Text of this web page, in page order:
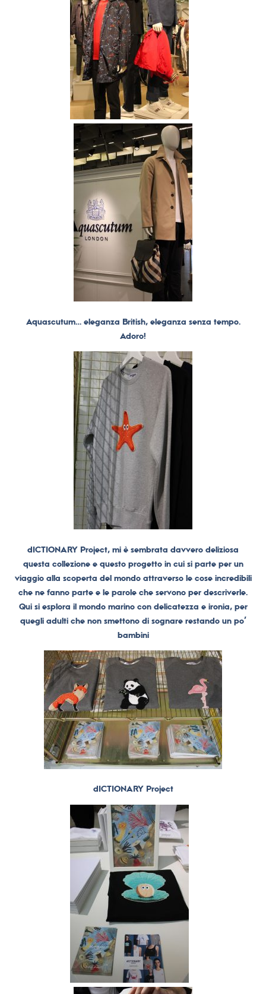
Aquascutum… eleganza British, eleganza senza tempo.
Adoro!
dICTIONARY Project, mi è sembrata davvero deliziosa
questa collezione e questo progetto in cui si parte per un
viaggio alla scoperta del mondo attraverso le cose incredibili
che ne fanno parte e le parole che servono per descriverle.
Qui si esplora il mondo marino con delicatezza e ironia, per
quegli adulti che non smettono di sognare restando un po’
bambini
dICTIONARY Project